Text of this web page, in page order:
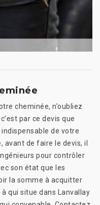
cheminée, n’oubliez
par ce devis que
de votre
avant de faire le devis, il
pour contrôler
son état que les
la somme à acquitter
qui situe dans Lanvallay